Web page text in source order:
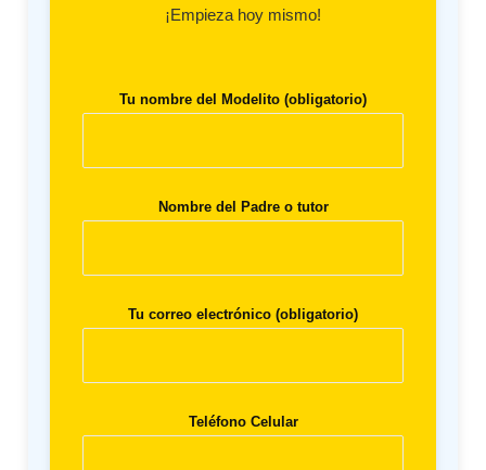
¡Empieza hoy mismo!
Tu nombre del Modelito (obligatorio)
Nombre del Padre o tutor
Tu correo electrónico (obligatorio)
Teléfono Celular